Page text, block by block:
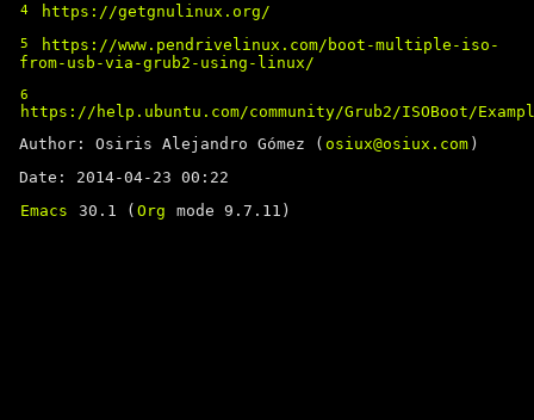
4 https://getgnulinux.org/
5
https://www.pendrivelinux.com/boot-multiple-iso-
from-usb-via-grub2-using-linux/
6
https://help.ubuntu.com/community/Grub2/ISOBoot/
Author: Osiris Alejandro Gómez ( osiux@osiux.com )
Date: 2014-04-23 00:22
Emacs
30.1 ( Org mode 9.7.11)